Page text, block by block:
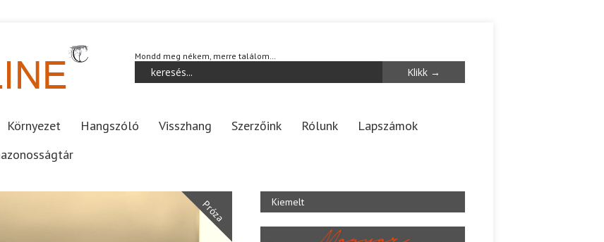
Mondd meg nékem, merre találom…
Környezet Hangszóló Visszhang Szerzőink Rólunk
Lapszámok
Próza Kiemelt